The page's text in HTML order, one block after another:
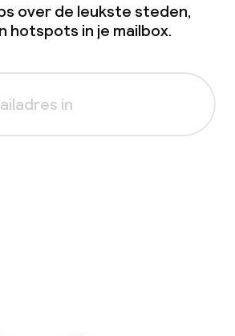
over de leukste steden,
hotspots in je mailbox.